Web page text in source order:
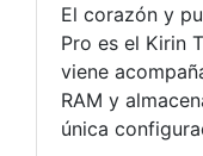
El corazón y
Pro es el Kirin
viene
RAM y
única